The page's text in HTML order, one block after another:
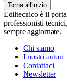
Torna all'inizio
Ediltecnico è il
professionisti
sempre aggiornate.
Chi siamo
I nostri autori
Contattaci
Newsletter